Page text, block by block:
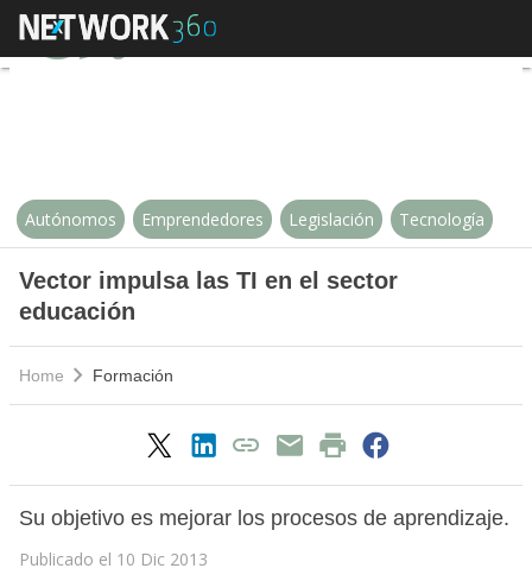
Vector impulsa las TI en el
Autónomos Emprendedores Legislación Tecnología
Vector impulsa las TI en el sector
educación
Home Formación
Su objetivo es mejorar los procesos de aprendizaje.
Publicado el 10 Dic 2013